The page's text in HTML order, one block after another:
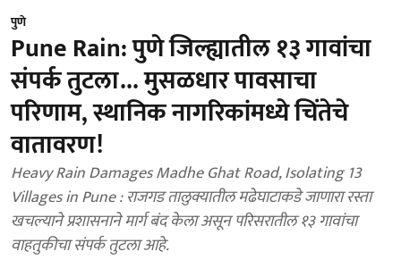
पुणे
Pune Rain: पुणे जिल्ह्यातील १३ गावांचा
संपर्क तुटला... मुसळधार पावसाचा
परिणाम, स्थानिक नागरिकांमध्ये चिंतेचे
वातावरण!
Heavy Rain Damages Madhe Ghat Road, Isolating 13
Villages in Pune : राजगड तालुक्यातील मढेघाटाकडे जाणारा रस्ता
खचल्याने प्रशासनाने मार्ग बंद केला असून परिसरातील १३ गावांचा
वाहतुकीचा संपर्क तुटला आहे.